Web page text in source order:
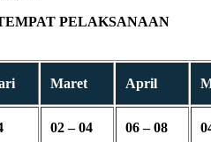
PELAKSANAAN
Maret April
02 – 04 06 – 08